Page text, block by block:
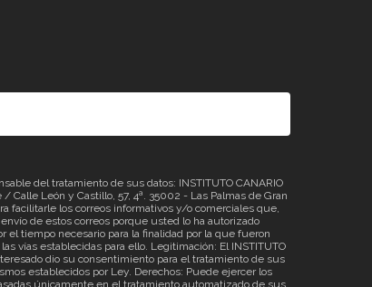
del tratamiento de sus datos: INSTITUTO CANARIO
Calle León y Castillo, 57, 4ª. 35002 - Las Palmas de Gran
facilitarle los correos informativos y/o comerciales que,
de estos correos porque usted lo ha autorizado
el tiempo necesario para la finalidad por la que fueron
vías establecidas para ello. Legitimación: El INSTITUTO
dio su consentimiento para el tratamiento de sus
establecidos por Ley. Derechos: Puede ejercer los
únicamente en el tratamiento automatizado de sus